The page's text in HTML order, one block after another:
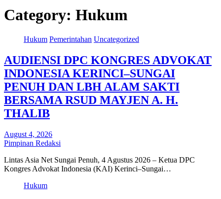
Category: Hukum
Hukum Pemerintahan Uncategorized
AUDIENSI DPC KONGRES ADVOKAT
INDONESIA KERINCI–SUNGAI
PENUH DAN LBH ALAM SAKTI
BERSAMA RSUD MAYJEN A. H.
THALIB
August 4, 2026
Pimpinan Redaksi
Lintas Asia Net Sungai Penuh, 4 Agustus 2026 – Ketua DPC
Kongres Advokat Indonesia (KAI) Kerinci–Sungai…
Hukum